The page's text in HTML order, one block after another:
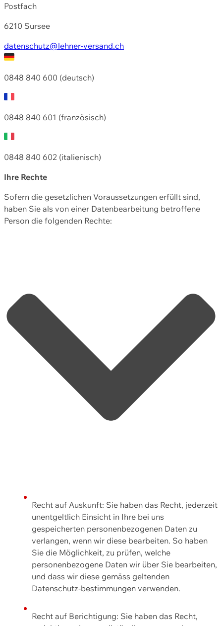
Postfach
6210 Sursee
datenschutz@lehner-versand.ch
0848 840 600 (deutsch)
0848 840 601 (französisch)
0848 840 602 (italienisch)
Ihre Rechte
Sofern die gesetzlichen Voraussetzungen erfüllt sind,
haben Sie als von einer Datenbearbeitung betroffene
Person die folgenden Rechte:
Recht auf Auskunft: Sie haben das Recht, jederzeit
unentgeltlich Einsicht in Ihre bei uns
gespeicherten personenbezogenen Daten zu
verlangen, wenn wir diese bearbeiten. So haben
Sie die Möglichkeit, zu prüfen, welche
personenbezogene Daten wir über Sie bearbeiten,
und dass wir diese gemäss geltenden
Datenschutz-bestimmungen verwenden.
Recht auf Berichtigung: Sie haben das Recht,